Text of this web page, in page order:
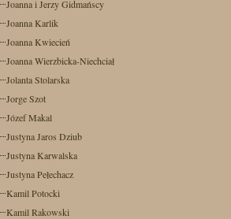
Joanna i Jerzy Gidmańscy
Joanna Karlik
Joanna Kwiecień
Joanna Wierzbicka-Niechciał
Jolanta Stolarska
Jorge Szot
Józef Makal
Justyna Jaros Dziub
Justyna Karwalska
Justyna Pełechacz
Kamil Potocki
Kamil Rakowski